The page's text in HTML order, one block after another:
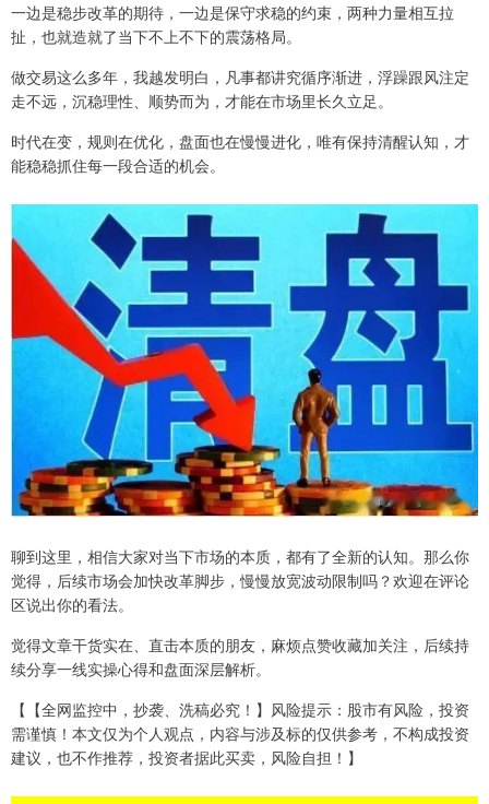
一边是稳步改革的期待，一边是保守求稳的约束，两种力量相互拉
扯，也就造就了当下不上不下的震荡格局。
做交易这么多年，我越发明白，凡事都讲究循序渐进，浮躁跟风注定
走不远，沉稳理性、顺势而为，才能在市场里长久立足。
时代在变，规则在优化，盘面也在慢慢进化，唯有保持清醒认知，才
能稳稳抓住每一段合适的机会。
聊到这里，相信大家对当下市场的本质，都有了全新的认知。那么你
觉得，后续市场会加快改革脚步，慢慢放宽波动限制吗？欢迎在评论
区说出你的看法。
觉得文章干货实在、直击本质的朋友，麻烦点赞收藏加关注，后续持
续分享一线实操心得和盘面深层解析。
【【全网监控中，抄袭、洗稿必究！】风险提示：股市有风险，投资
需谨慎！本文仅为个人观点，内容与涉及标的仅供参考，不构成投资
建议，也不作推荐，投资者据此买卖，风险自担！】